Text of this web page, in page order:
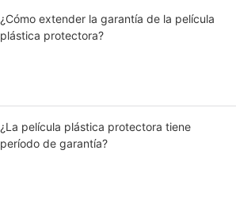
¿Cómo extender la garantía de la película
plástica protectora?
¿La película plástica protectora tiene
período de garantía?